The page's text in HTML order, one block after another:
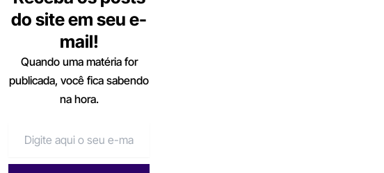
do site em seu e-
mail!
Quando uma matéria for
publicada, você fica sabendo
na hora.